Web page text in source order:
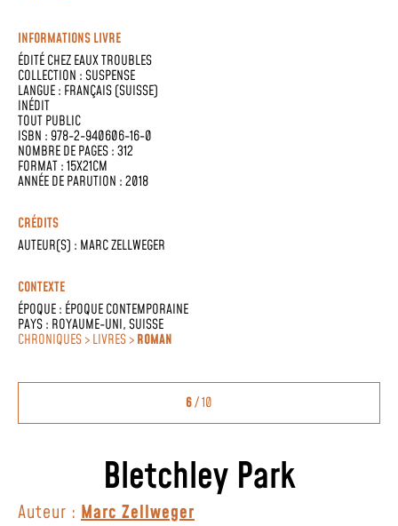
INFORMATIONS LIVRE
ÉDITÉ CHEZEAUX TROUBLES
COLLECTION :SUSPENSE
LANGUE : FRANÇAIS (SUISSE)
INÉDIT
TOUT PUBLIC
ISBN : 978-2-940606-16-0
NOMBRE DE PAGES : 312
FORMAT : 15X21CM
ANNÉE DE PARUTION : 2018
CRÉDITS
AUTEUR(S) : MARC ZELLWEGER
CONTEXTE
ÉPOQUE : ÉPOQUE CONTEMPORAINE
PAYS : ROYAUME-UNI,SUISSE
CHRONIQUES > LIVRES >ROMAN
6/ 10
Bletchley Park
Auteur : Marc Zellweger